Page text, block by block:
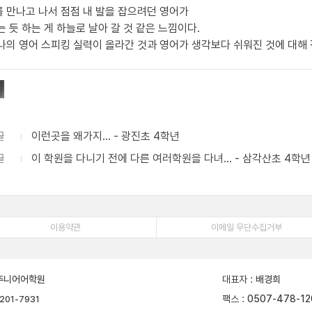
만나고 나서 점점 내 발을 잡으려던 영어가
듯 하는 게 하늘로 날아 갈 것 같은 느낌이다.
의 영어 스피킹 실력이 올라간 것과 영어가 생각보다 쉬워진 것에 대
이런곳을 왜가지... - 광진초 4학년
이 학원을 다니기 전에 다른 여러학원을 다녀... - 삼각산초 4학년
이용약관 이메일 무단수집거부
니어어학원 대표자 : 배경희
7931 팩스 : 0507-478-